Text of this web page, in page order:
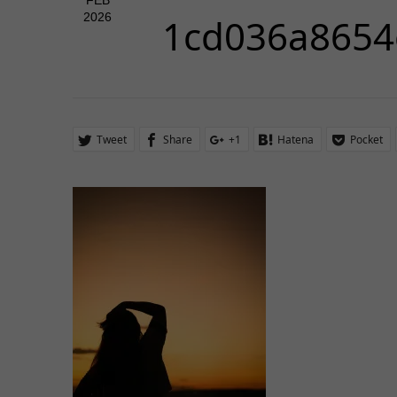
2026
Tweet Share +1 Hatena Pocket